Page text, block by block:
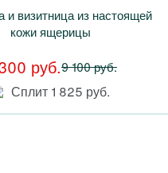
и визитница из настоящей
кожи ящерицы
руб.9 100 руб.
Сплит 1 825 руб.